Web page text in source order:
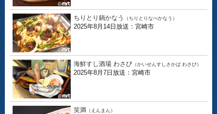
ちりとり鍋かなう （ちりとりなべかなう）
2025年8月14日放送：宮崎市
海鮮すし酒場 わさび （かいせんすしさかば わさび）
2025年8月7日放送：宮崎市
笑満 （えんまん）